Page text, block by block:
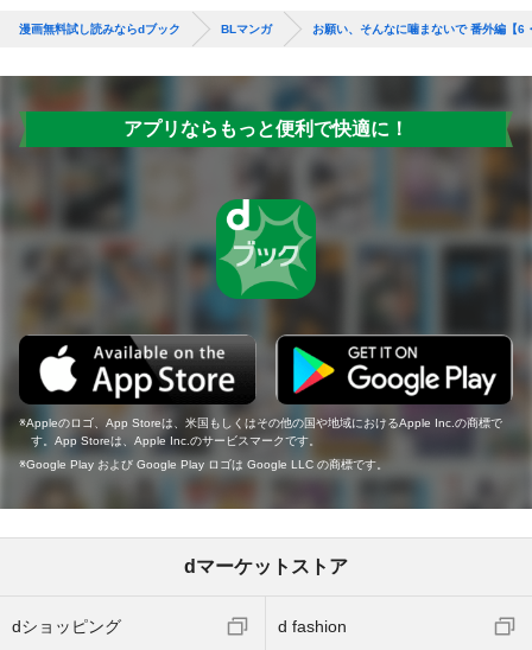
漫画無料試し読みならdブック BLマンガ お願い、そんなに噛まないで 番外編【6
アプリならもっと便利で快適に！
Appleのロゴ、App Storeは、米国もしくはその他の国や地域におけるApple Inc.の商標で
す。App Storeは、Apple Inc.のサービスマークです。
Google Play および Google Play ロゴは Google LLC の商標です。
dマーケットストア
dショッピング d fashion